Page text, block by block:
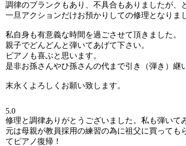
調律のブランクもあり、不具合もありましたが、
一旦アクションだけお預かりしての修理となりま
私自身も有意義な時間を過ごさせて頂きました。
親子でどんどんと弾いてあげて下さい。
ピアノも喜ぶと思います。
是非お孫さんやひ孫さんの代まで引き（弾き）継
末永くよろしくお願い致します。
5.0
修理と調律ありがとうございました。私も弾いて
元は母親が教員採用の練習の為に祖父に買って
てピアノ復帰！